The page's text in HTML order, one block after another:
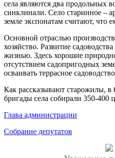
села являются два продольных
синклинали. Село старинное –
земле экспонатам считают, что
Основной отраслью
хозяйство. Развитие
жизнью. Здесь хорошие
отсутствием садопригодных
осваивать террасное
Как рассказывают старожилы, в
бригады села собирали 350-400
Глава администрации
Собрание депутатов